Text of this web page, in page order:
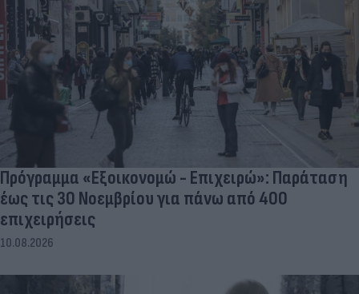
Πρόγραμμα «Εξοικονομώ - Επιχειρώ»: Παράταση
έως τις 30 Νοεμβρίου για πάνω από 400
επιχειρήσεις
10.08.2026